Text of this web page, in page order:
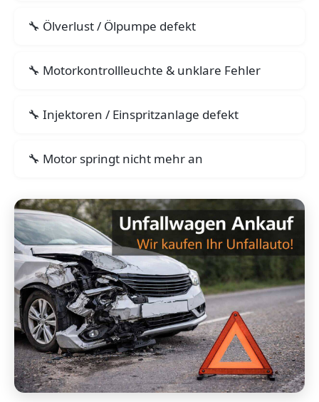
Ölverlust / Ölpumpe defekt
Motorkontrollleuchte & unklare Fehler
Injektoren / Einspritzanlage defekt
Motor springt nicht mehr an